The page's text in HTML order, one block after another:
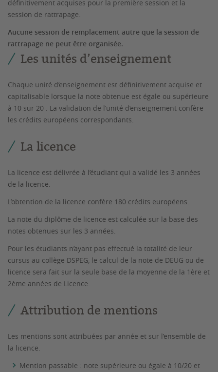
définitivement acquises pour la première session et la
session de rattrapage.
Aucune session de remplacement autre que la session de
rattrapage ne peut être organisée.
Les unités d’enseignement
Chaque unité d’enseignement est définitivement acquise et
capitalisable lorsque la note obtenue est égale ou supérieure
à 10 sur 20 . La validation de l’unité d’enseignement confère
les crédits européens correspondants.
La licence
La licence est délivrée à l’étudiant qui a validé les 3 années
de la licence.
L’obtention de la licence confère 180 crédits européens.
La note du diplôme de licence est calculée sur la base des
notes obtenues sur les 3 années.
Pour les étudiants n’ayant pas effectué la totalité de leur
cursus au collège DSPEG, le calcul de la note de DEUG ou de
licence sera fait sur la seule base de la moyenne de la 1ère et
2ème années de Licence.
Attribution de mentions
Les mentions sont attribuées par année et sur l’ensemble de
la licence.
Mention passable : note supérieure ou égale à 10/20 et